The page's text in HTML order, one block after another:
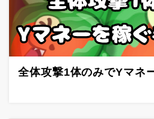
全体攻撃1体のみでYマネ